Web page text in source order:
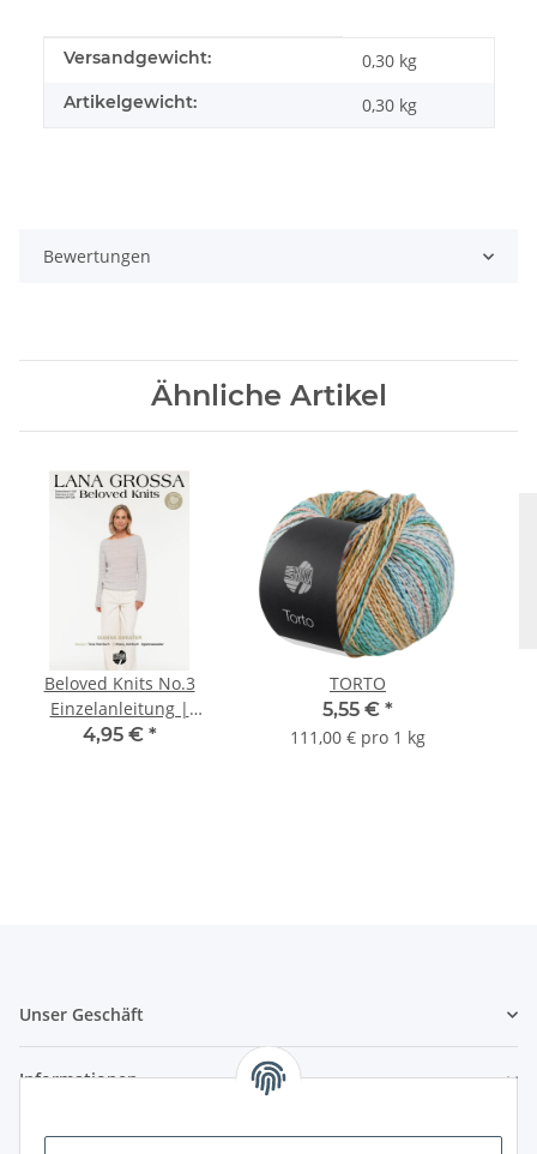
Produkteigenschaft
Wert
Versandgewicht: 0,30 kg
Artikelgewicht: 0,30 kg
Bewertungen
Ähnliche Artikel
Beloved Knits No.3
Einzelanleitung |
GIANNA SWEATER aus
4,95 € *
TORTO
5,55 € *
111,00 € pro 1 kg
Unser Geschäft
Informationen
Zahlungsmöglichkeiten